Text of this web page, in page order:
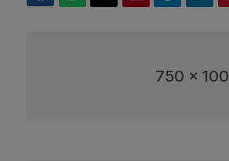
750 x 100